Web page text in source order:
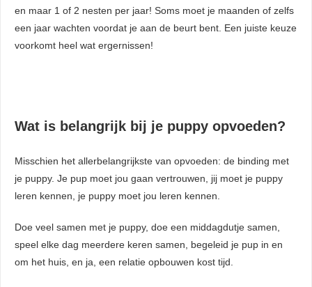
en maar 1 of 2 nesten per jaar! Soms moet je maanden of zelfs
een jaar wachten voordat je aan de beurt bent. Een juiste keuze
voorkomt heel wat ergernissen!
Wat is belangrijk bij je puppy opvoeden?
Misschien het allerbelangrijkste van opvoeden: de binding met
je puppy. Je pup moet jou gaan vertrouwen, jij moet je puppy
leren kennen, je puppy moet jou leren kennen.
Doe veel samen met je puppy, doe een middagdutje samen,
speel elke dag meerdere keren samen, begeleid je pup in en
om het huis, en ja, een relatie opbouwen kost tijd.